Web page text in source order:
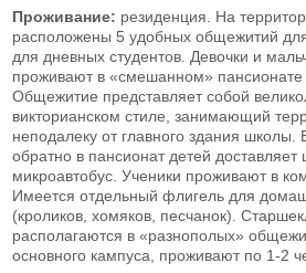
Проживание: резиденция. На
расположены 5 удобных общежитий
для дневных студентов. Девочки и
проживают в «смешанном» пансионате
Общежитие представляет собой
викторианском стиле, занимающий
неподалеку от главного здания школы.
обратно в пансионат детей доставляет
микроавтобус. Ученики проживают в
Имеется отдельный флигель для
(кроликов, хомяков, песчанок).
располагаются в «разнополых»
основного кампуса, проживают по 1-2